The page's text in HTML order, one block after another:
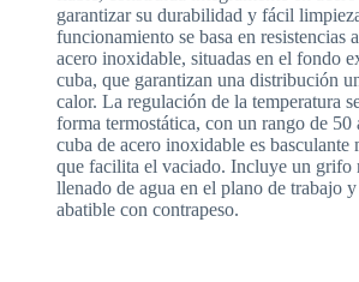
garantizar su durabilidad y fácil
funcionamiento se basa en resistencias
acero inoxidable, situadas en el fondo
cuba, que garantizan una distribución
calor. La regulación de la temperatura
forma termostática, con un rango de 50
cuba de acero inoxidable es basculante
que facilita el vaciado. Incluye un grifo
llenado de agua en el plano de trabajo y
abatible con contrapeso.